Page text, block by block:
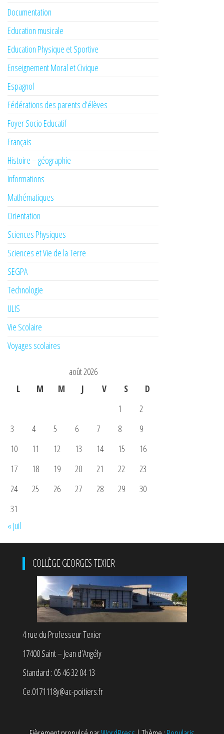
Documentation
Education musicale
Education Physique et Sportive
Enseignement Moral et Civique
Espagnol
Fédérations des parents d’élèves
Foyer Socio Educatif
Français
Histoire – géographie
Informations
Mathématiques
Orientation
Sciences Physiques
Sciences et Vie de la Terre
SEGPA
Technologie
ULIS
Vie Scolaire
Voyages scolaires
août 2026
L
M M J V S
D
1
2
3
4 5 6 7 8
9
10
11 12 13 14 15
16
17
18 19 20 21 22
23
24
25 26 27 28 29
30
31
« Juil
COLLÈGE GEORGES TEXIER
4 rue du Professeur Texier
17400 Saint – Jean d’Angély
Standard : 05 46 32 04 13
Ce.0171118y@ac-poitiers.fr